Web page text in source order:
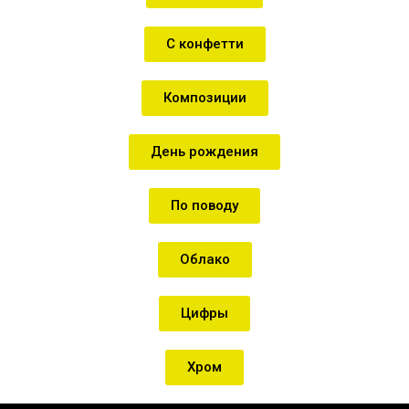
С конфетти
Композиции
День рождения
По поводу
Облако
Цифры
Хром